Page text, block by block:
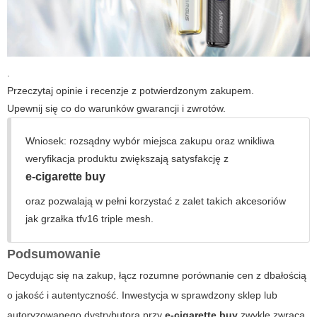
Przeczytaj opinie i recenzje z potwierdzonym zakupem.
Upewnij się co do warunków gwarancji i zwrotów.
Wniosek: rozsądny wybór miejsca zakupu oraz wnikliwa
weryfikacja produktu zwiększają satysfakcję z
e-cigarette buy
oraz pozwalają w pełni korzystać z zalet takich akcesoriów
jak grzałka tfv16 triple mesh
Podsumowanie
Decydując się na zakup, łącz rozumne porównanie cen z dbałością
o jakość i autentyczność. Inwestycja w sprawdzony sklep lub